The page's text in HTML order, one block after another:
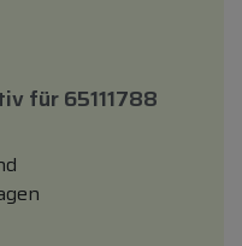
für65111788